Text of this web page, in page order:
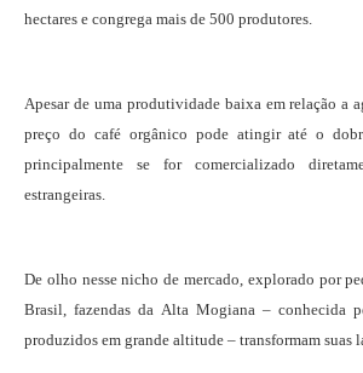
hectares e congrega mais de 500 produtores.
Apesar de uma produtividade baixa em relação a
preço do café orgânico pode atingir até o
principalmente se for comercializado
estrangeiras.
De olho nesse nicho de mercado, explorado por
Brasil, fazendas da Alta Mogiana – conhecida
produzidos em grande altitude – transformam suas